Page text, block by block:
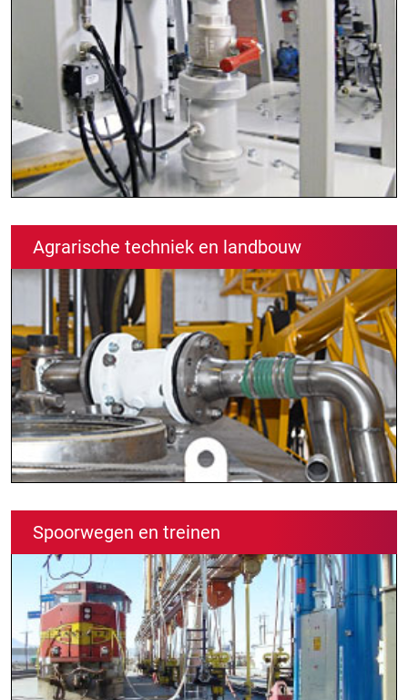
Agrarische techniek en landbouw
Spoorwegen en treinen